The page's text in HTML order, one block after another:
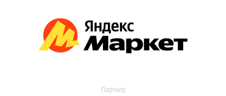
Партнер